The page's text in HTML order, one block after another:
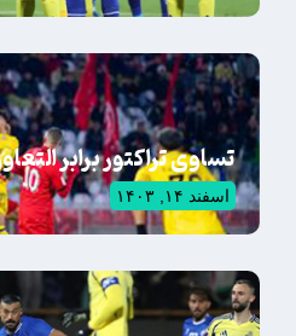
تساوی تراکتور برابر التعاون
اسفند ۱۴, ۱۴۰۳